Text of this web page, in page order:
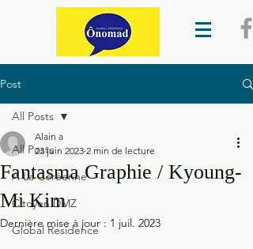
Post
All Posts
A La Coréenne
Citoyen DMZ
Global Residence
All Posts
Fantasma Graphie / Kyoung-
Mi Kim
Alain a
23 juin 2023 2 min de lecture
Dernière mise à jour : 1 juil. 2023